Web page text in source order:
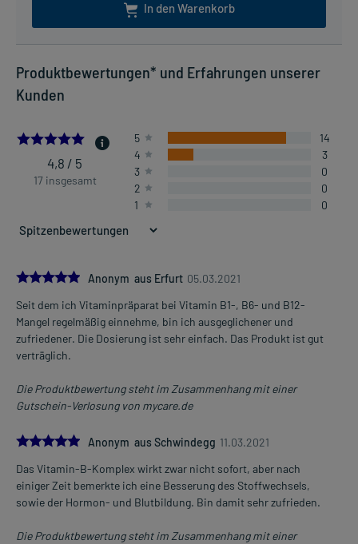
In den Warenkorb
Produktbewertungen* und Erfahrungen unserer
Kunden
4.823529411764706
4,8 / 5
17 insgesamt
5
14
4
3
3
0
2
0
1
0
5.0Anonym aus Erfurt 05.03.2021
Seit dem ich Vitaminpräparat bei Vitamin B1-, B6- und B12-
Mangel regelmäßig einnehme, bin ich ausgeglichener und
zufriedener. Die Dosierung ist sehr einfach. Das Produkt ist gut
verträglich.
Die Produktbewertung steht im Zusammenhang mit einer
Gutschein-Verlosung von mycare.de
5.0Anonym aus Schwindegg 11.03.2021
Das Vitamin-B-Komplex wirkt zwar nicht sofort, aber nach
einiger Zeit bemerkte ich eine Besserung des Stoffwechsels,
sowie der Hormon- und Blutbildung. Bin damit sehr zufrieden.
Die Produktbewertung steht im Zusammenhang mit einer